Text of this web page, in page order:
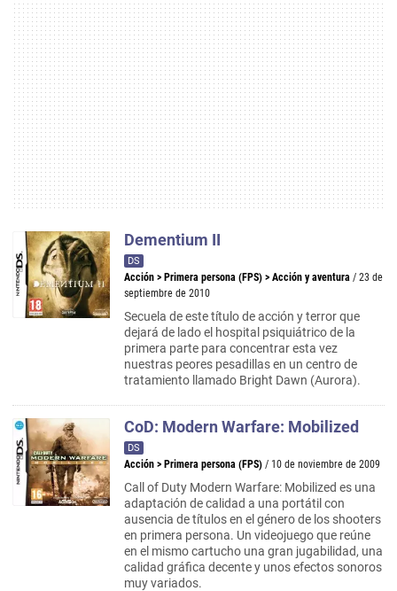
Dementium II
DS
Acción > Primera persona (FPS) > Acción y aventura / 23 de
septiembre de 2010
Secuela de este título de acción y terror que
dejará de lado el hospital psiquiátrico de la
primera parte para concentrar esta vez
nuestras peores pesadillas en un centro de
tratamiento llamado Bright Dawn (Aurora).
CoD: Modern Warfare: Mobilized
DS
Acción > Primera persona (FPS) / 10 de noviembre de 2009
Call of Duty Modern Warfare: Mobilized es una
adaptación de calidad a una portátil con
ausencia de títulos en el género de los shooters
en primera persona. Un videojuego que reúne
en el mismo cartucho una gran jugabilidad, una
calidad gráfica decente y unos efectos sonoros
muy variados.